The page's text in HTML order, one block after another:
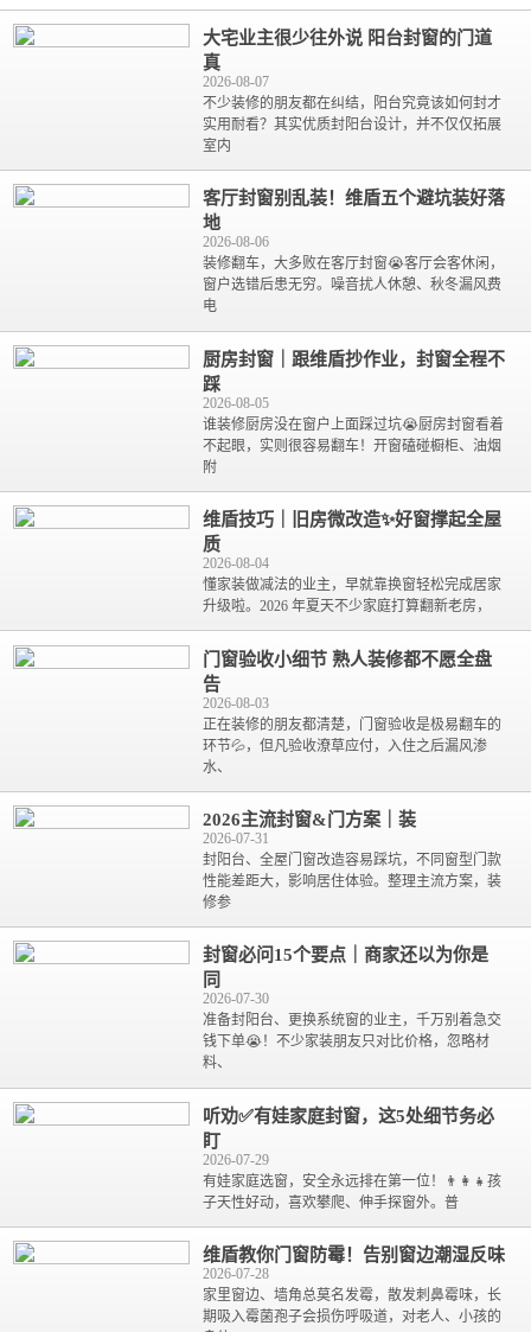
大宅业主很少往外说 阳台封窗的门道
真
2026-08-07
不少装修的朋友都在纠结，阳台究竟该如何封才
实用耐看？其实优质封阳台设计，并不仅仅拓展
室内
客厅封窗别乱装！维盾五个避坑装好落
地
2026-08-06
装修翻车，大多败在客厅封窗😭客厅会客休闲，
窗户选错后患无穷。噪音扰人休憩、秋冬漏风费
电
厨房封窗｜跟维盾抄作业，封窗全程不
踩
2026-08-05
谁装修厨房没在窗户上面踩过坑😭厨房封窗看着
不起眼，实则很容易翻车！开窗磕碰橱柜、油烟
附
维盾技巧｜旧房微改造✨好窗撑起全屋
质
2026-08-04
懂家装做减法的业主，早就靠换窗轻松完成居家
升级啦。2026 年夏天不少家庭打算翻新老房，
门窗验收小细节 熟人装修都不愿全盘
告
2026-08-03
正在装修的朋友都清楚，门窗验收是极易翻车的
环节💦，但凡验收潦草应付，入住之后漏风渗
水、
2026主流封窗&门方案｜装
2026-07-31
封阳台、全屋门窗改造容易踩坑，不同窗型门款
性能差距大，影响居住体验。整理主流方案，装
修参
封窗必问15个要点｜商家还以为你是
同
2026-07-30
准备封阳台、更换系统窗的业主，千万别着急交
钱下单😭！不少家装朋友只对比价格，忽略材
料、
听劝✅有娃家庭封窗，这5处细节务必
盯
2026-07-29
有娃家庭选窗，安全永远排在第一位！👨‍👩‍👧孩
子天性好动，喜欢攀爬、伸手探窗外。普
维盾教你门窗防霉！告别窗边潮湿反味
2026-07-28
家里窗边、墙角总莫名发霉，散发刺鼻霉味，长
期吸入霉菌孢子会损伤呼吸道，对老人、小孩的